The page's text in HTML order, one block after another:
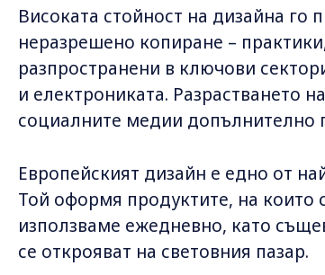
Високата стойност на дизайна
неразрешено копиране –
разпространени в ключови
и електрониката. Разрастването
социалните медии допълнително
Европейският дизайн е едно от
Той оформя продуктите, на
използваме ежедневно, като
се открояват на световния пазар.